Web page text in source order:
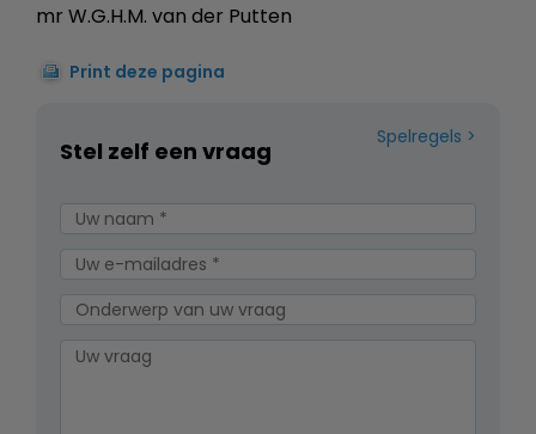
mr W.G.H.M. van der Putten
Print deze pagina
Spelregels
Stel zelf een vraag